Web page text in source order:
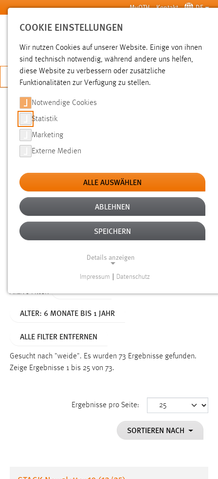
Zum Hauptinhalt springen MyOTH Kontakt DE
SUCHE
JETZT BEWERBEN
SUCHE
FILTER
Typ
Erstellungsdatum
Alter
Aktive Filter:
ALTER: 6 MONATE BIS 1 JAHR
ALLE FILTER ENTFERNEN
Gesucht nach "weide". Es wurden 73 Ergebnisse gefunden.
Zeige Ergebnisse 1 bis 25 von 73.
Ergebnisse pro Seite:
SORTIEREN NACH
COOKIE EINSTELLUNGEN
Wir nutzen Cookies auf unserer Website. Einige von ihnen
sind technisch notwendig, während andere uns helfen,
diese Website zu verbessern oder zusätzliche
Funktionalitäten zur Verfügung zu stellen.
Notwendige Cookies
Statistik
Marketing
Externe Medien
ALLE AUSWÄHLEN
ABLEHNEN
SPEICHERN
Details anzeigen
Funktionen und sind für die einwandfreie Funktion der
Name:
Dieser Cookie speichert die ausgewählten Einverständnis-
Performance
Impressum Datenschutz